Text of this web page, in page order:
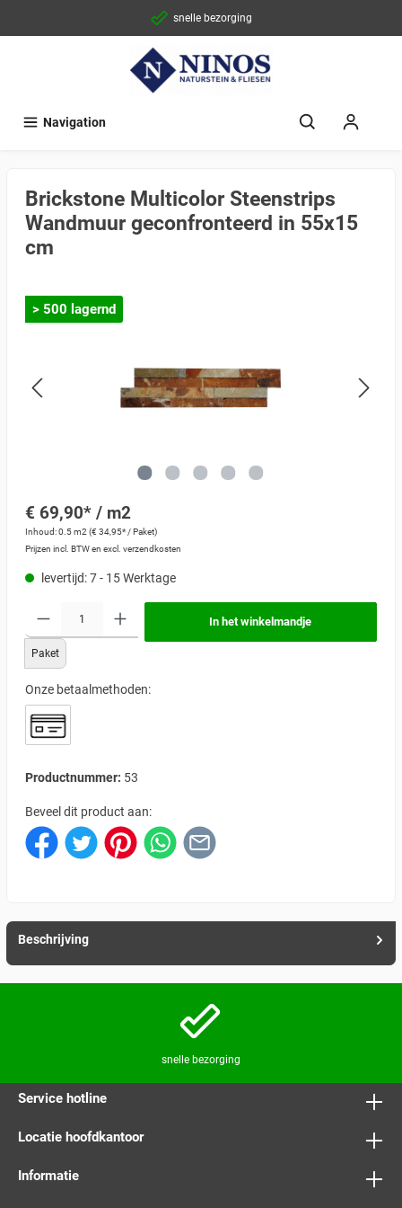
snelle bezorging
Navigation
Brickstone Multicolor Steenstrips
Wandmuur geconfronteerd in 55x15
cm
> 500 lagernd
€ 69,90* / m2
Inhoud:0.5 m2 (€ 34,95* / Paket)
Prijzen incl. BTW en excl. verzendkosten
levertijd: 7 - 15 Werktage
Paket
In het winkelmandje
Onze betaalmethoden:
Productnummer: 53
Beveel dit product aan:
Beschrijving
snelle bezorging
Service hotline
Locatie hoofdkantoor
Informatie